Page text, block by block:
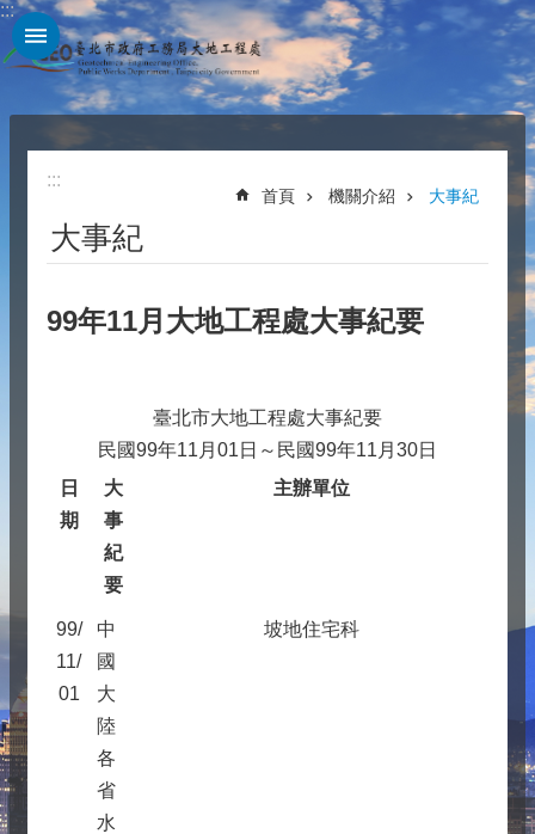
跳到主要內容區塊
:::
:::
首頁 機關介紹 大事紀
大事紀
99年11月大地工程處大事紀要
臺北市大地工程處大事紀要
民國99年11月01日～民國99年11月30日
日
期
大
事
紀
要
主辦單位
99/
11/
01
中
國
大
陸
各
省
水
坡地住宅科